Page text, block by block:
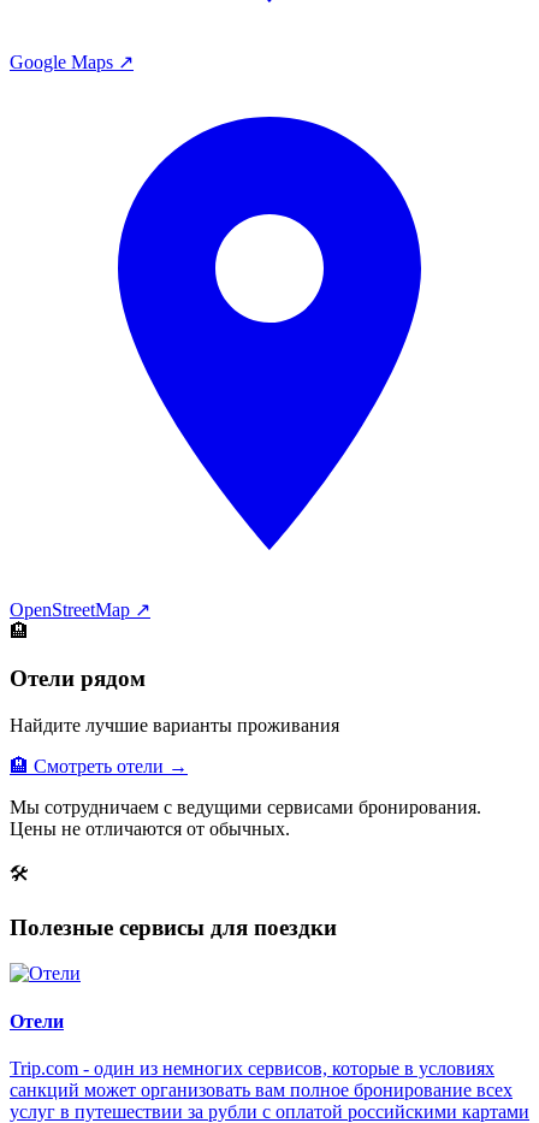
Google Maps ↗
OpenStreetMap ↗
🏨
Отели рядом
Найдите лучшие варианты проживания
🏨 Смотреть отели →
Мы сотрудничаем с ведущими сервисами бронирования.
Цены не отличаются от обычных.
🛠
Полезные сервисы для поездки
Отели
Trip.com - один из немногих сервисов, которые в условиях
санкций может организовать вам полное бронирование всех
услуг в путешествии за рубли с оплатой российскими картами